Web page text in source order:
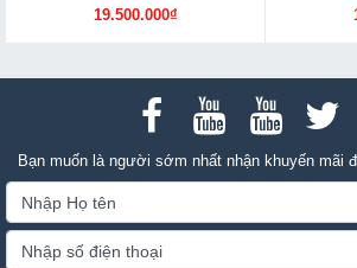
19.500.000₫
Bạn muốn là người sớm nhất nhận khuyến mãi